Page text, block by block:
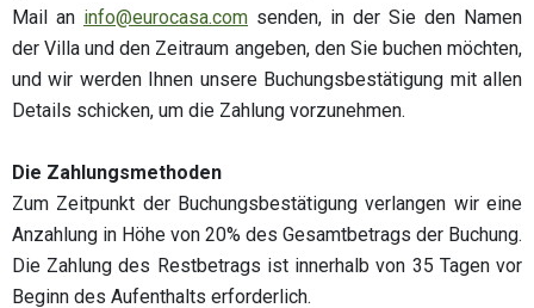
Mail an info@eurocasa.com senden, in der Sie den Namen
der Villa und den Zeitraum angeben, den Sie buchen möchten,
und wir werden Ihnen unsere Buchungsbestätigung mit allen
Details schicken, um die Zahlung vorzunehmen.
Die Zahlungsmethoden
Zum Zeitpunkt der Buchungsbestätigung verlangen wir eine
Anzahlung in Höhe von 20% des Gesamtbetrags der Buchung.
Die Zahlung des Restbetrags ist innerhalb von 35 Tagen vor
Beginn des Aufenthalts erforderlich.